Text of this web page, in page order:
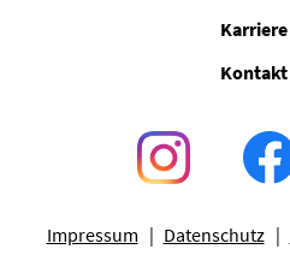
Karriere
Kontakt
Impressum Datenschutz